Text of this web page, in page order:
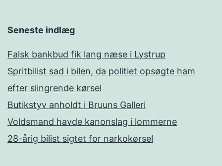
Seneste indlæg
Falsk bankbud fik lang næse i Lystrup
Spritbilist sad i bilen, da politiet opsøgte ham
efter slingrende kørsel
Butikstyv anholdt i Bruuns Galleri
Voldsmand havde kanonslag i lommerne
28-årig bilist sigtet for narkokørsel